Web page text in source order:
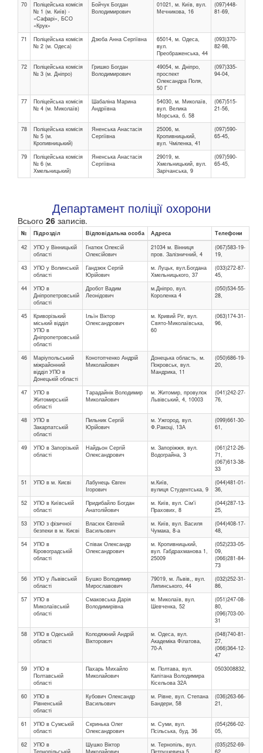
70
Поліцейська комісія
№ 1 (м. Київ) -
«Сафарі», БСО
«Крук»
Бойчук Богдан
Володимирович
01021, м. Київ, вул.
Мечникова, 16
(097)448-
81-69,
71
Поліцейська комісія
№ 2 (м. Одеса)
Дзюба Анна Сергіївна
65014, м. Одеса,
вул.
Преображенська, 44
(093)370-
82-98,
72
Поліцейська комісія
№ 3 (м. Дніпро)
Гришко Богдан
Володимирович
49054, м. Дніпро,
проспект
Олександра Поля,
50 Г
(097)335-
94-04,
77
Поліцейська комісія
№ 4 (м. Миколаїв)
Шабаліна Марина
Андріївна
54030, м. Миколаїв,
вул. Велика
Морська, б. 58
(067)515-
21-56,
78
Поліцейська комісія
№ 5 (м.
Кропивницький)
Яненська Анастасія
Сергіївна
25006, м.
Кропивницький,
вул. Чміленка, 41
(097)590-
65-45,
79
Поліцейська комісія
№ 6 (м.
Хмельницький)
Яненська Анастасія
Сергіївна
29019, м.
Хмельницький, вул.
Зарічанська, 9
(097)590-
65-45,
Департамент поліції охорони
Всього 26 записів.
№ Підрозділ Відповідальна особа Адреса
Телефони
42
УПО у Вінницькій
області
Гнатюк Олексій
Олексійович
21034 м. Вінниця
пров. Залізничний, 4
(067)583-19-
19,
43
УПО у Волинській
області
Гандзюк Сергій
Юрійович
м. Луцьк, вул.Богдана
Хмельницького, 37
(033)272-87-
45,
44
УПО в
Дніпропетровській
області
Дробот Вадим
Леонідович
м.Дніпро, вул.
Короленка 4
(050)534-55-
28,
45
Криворізький
міський відділ
УПО в
Дніпропетровській
області
Ільїн Віктор
Олександрович
м. Кривий Ріг, вул.
Свято-Миколаївська,
60
(063)174-31-
96,
46
Маріупольський
міжрайонний
відділ УПО в
Донецькій області
Конотопченко Андрій
Миколайович
Донецька область, м.
Покровськ, вул.
Мандрика, 11
(050)686-19-
20,
47
УПО в
Житомирській
області
Тарадайнік Володимир
Миколайович
м. Житомир, провулок
Львівський, 4, 10003
(041)242-27-
76,
48
УПО в
Закарпатській
області
Пильник Сергій
Юрійович
м. Ужгород, вул.
Ф.Ракоці, 13А
(099)661-30-
61,
49
УПО в Запорізькій
області
Найдьон Сергій
Олександрович
м. Запоріжжя, вул.
Водограйна, 3
(061)212-26-
71,
(067)613-38-
33
51
УПО в м. Києві
Лабунець Євген
Ігорович
м.Київ,
вулиця Студентська, 9
(044)481-01-
36,
52
УПО в Київській
області
Придибайло Богдан
Анатолійович
м. Київ, вул. Сім'ї
Прахових, 8
(044)287-13-
25,
53
УПО з фізичної
безпеки в м. Києві
Власюк Євгеній
Васильович
м. Київ, вул. Василя
Чумака, 8-а
(044)408-17-
48,
54
УПО в
Кіровоградській
області
Співак Олександр
Олександрович
м. Кропивницький,
вул. Габдрахманова 1,
25009
(052)233-05-
09,
(066)281-84-
73
56
УПО у Львівській
області
Бушко Володимир
Мирославович
79019, м. Львів,, вул.
Липинського, 44
(032)252-31-
86,
57
УПО в
Миколаївській
області
Смаковська Дарія
Володимирівна
м. Миколаїв, вул.
Шевченка, 52
(051)247-08-
80,
(096)703-00-
31
58
УПО в Одеській
області
Колодяжний Андрій
Вікторович
м. Одеса, вул.
Академіка Філатова,
70-А
(048)740-81-
27,
(066)364-12-
47
59
УПО в
Полтавській
області
Пахарь Михайло
Миколайович
м. Полтава, вул.
Капітана Володимира
Кісельова 32А
0503008832,
60
УПО в
Рівненській
області
Кубович Олександр
Васильович
м. Рівне, вул. Степана
Бандери, 58
(036)263-66-
21,
61
УПО в Сумській
області
Скринька Олег
Олександрович
м. Суми, вул.
Псільська, буд. 36
(054)266-02-
05,
62
УПО в
Шушко Віктор
м. Тернопіль, вул.
(035)252-69-